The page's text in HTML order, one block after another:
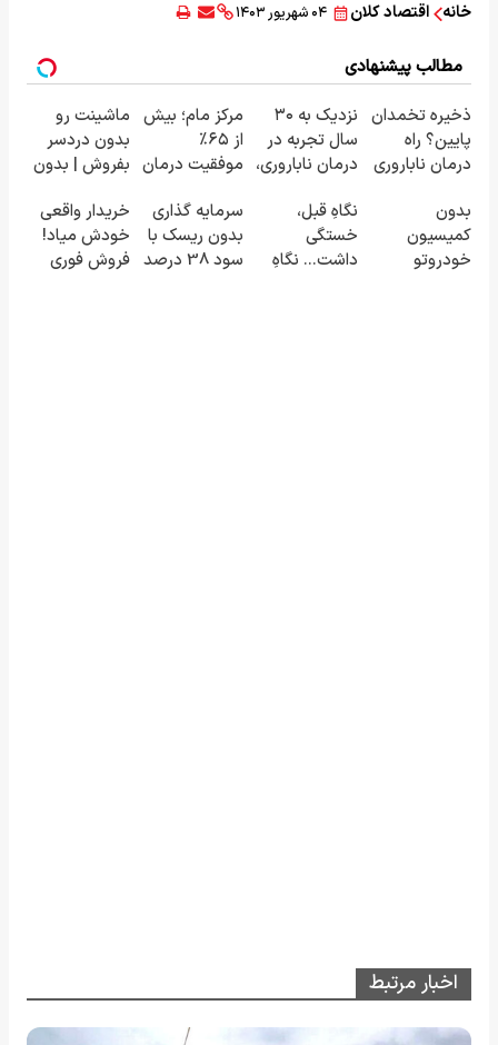
خانه اقتصاد کلان ۰۴ شهریور ۱۴۰۳
مطالب پیشنهادی
ذخیره تخمدان
پایین؟ راه
درمان ناباروری
است 🌱
نزدیک به ۳۰
سال تجربه در
درمان ناباروری،
فوق‌تخصصی
مام 👩‍⚕️
مرکز مام؛ بیش
از ۶۵٪
موفقیت درمان
خاورمیانه 🤰
ماشینت رو
بدون دردسر
بفروش | بدون
بدون
کمیسیون
خودروتو
نگاهِ قبل،
خستگی
داشت... نگاهِ
سرمایه گذاری
بدون ریسک با
سود 38 درصد
خریدار واقعی
خودش میاد!
فروش فوری
اخبار مرتبط